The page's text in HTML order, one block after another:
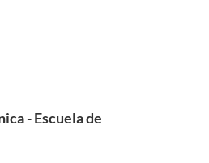
- Escuela de